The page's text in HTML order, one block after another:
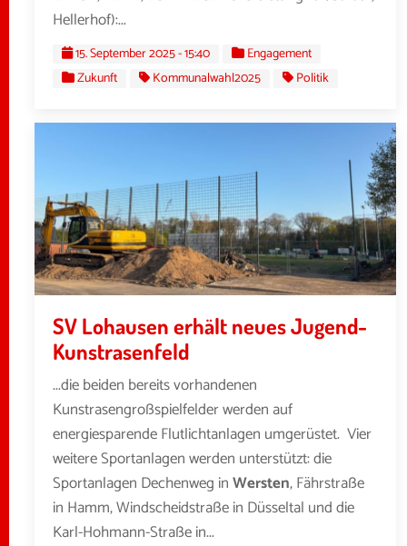
Hellerhof):...
15. September 2025 - 15:40
Engagement
Zukunft
Kommunalwahl2025 Politik
SV Lohausen erhält neues Jugend-
Kunstrasenfeld
...die beiden bereits vorhandenen
Kunstrasengroßspielfelder werden auf
energiesparende Flutlichtanlagen umgerüstet. Vier
weitere Sportanlagen werden unterstützt: die
Sportanlagen Dechenweg inWersten, Fährstraße
in Hamm, Windscheidstraße in Düsseltal und die
Karl-Hohmann-Straße in...